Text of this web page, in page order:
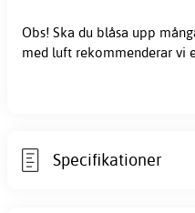
Obs! Ska du blåsa upp
med luft rekommenderar vi
Specifikationer